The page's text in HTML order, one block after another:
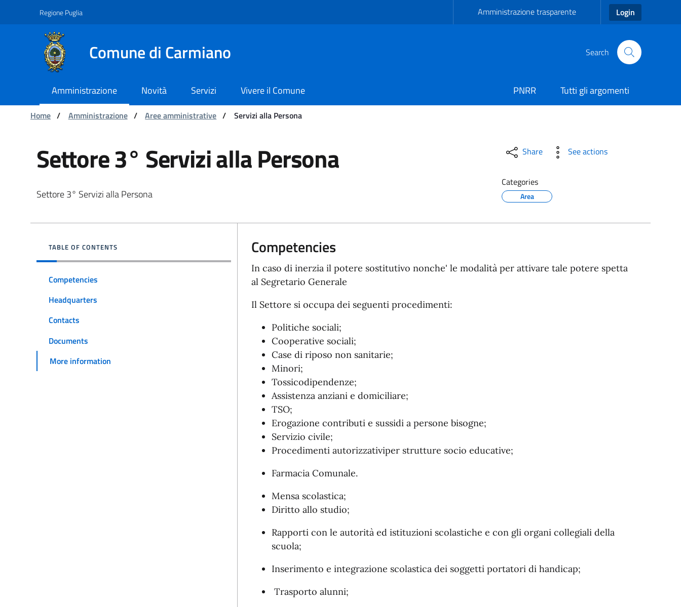
Navigation
Skip to ContentRegione Puglia Amministrazione trasparente Login
Comune di Carmiano Search
Amministrazione Novità Servizi Vivere il Comune PNRR
Tutti gli argomenti
You are:
Home / Amministrazione / Aree amministrative / Servizi alla Persona
Servizi alla Persona - Comune di Carmiano
Settore 3° Servizi alla Persona
Settore 3° Servizi alla Persona
Share See actions
Categories
Area
TABLE OF CONTENTS
Competencies
Headquarters
Contacts
Documents
More information
Competencies
In caso di inerzia il potere sostitutivo nonche' le modalità per attivare tale potere spetta
al Segretario Generale
Il Settore si occupa dei seguenti procedimenti:
Politiche sociali;
Cooperative sociali;
Case di riposo non sanitarie;
Minori;
Tossicodipendenze;
Assistenza anziani e domiciliare;
TSO;
Erogazione contributi e sussidi a persone bisogne;
Servizio civile;
Procedimenti autorizzativiper strutture socio educative;
Farmacia Comunale.
Mensa scolastica;
Diritto allo studio;
Rapporti con le autorità ed istituzioni scolastiche e con gli organi collegiali della
scuola;
Inserimento e integrazione scolastica dei soggetti portatori di handicap;
Trasporto alunni;